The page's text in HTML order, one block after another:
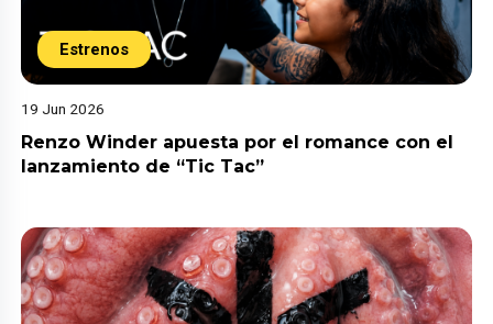
Estrenos
19 Jun 2026
Renzo Winder apuesta por el romance con el
lanzamiento de “Tic Tac”